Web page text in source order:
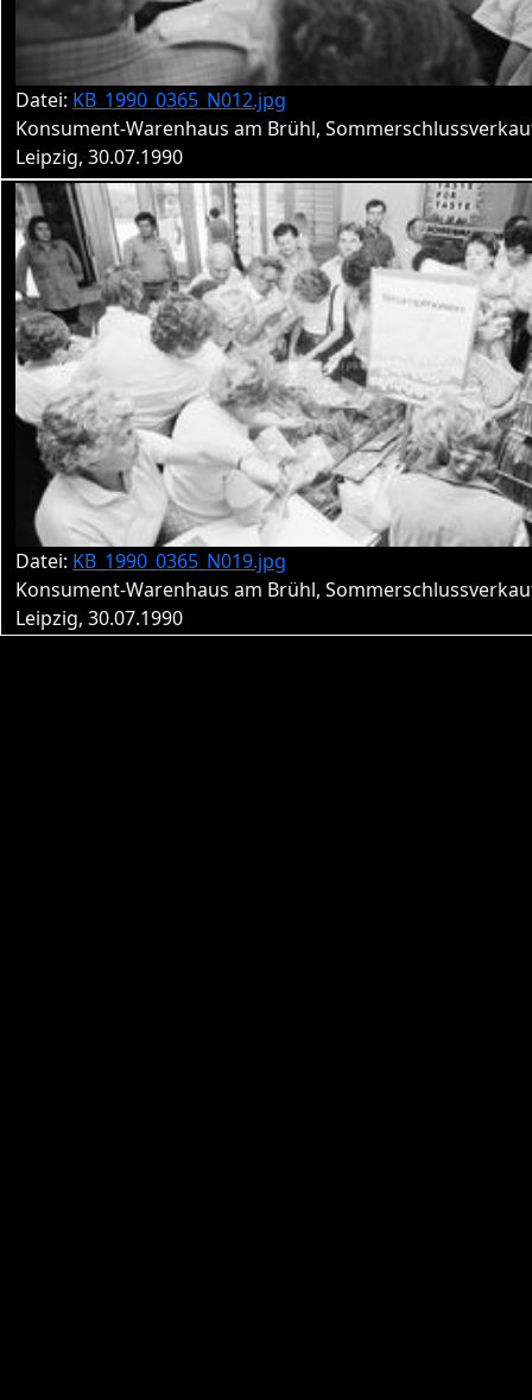
Datei: KB_1990_0365_N012.jpg
Konsument-Warenhaus am Brühl,
Leipzig, 30.07.1990
Datei: KB_1990_0365_N019.jpg
Konsument-Warenhaus am Brühl,
Leipzig, 30.07.1990